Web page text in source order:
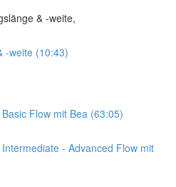
& -weite,
-weite (10:43)
Flow mit Bea (63:05)
- Advanced Flow mit